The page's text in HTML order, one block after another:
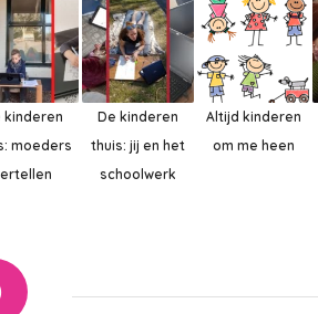
kinderen
moeders
De kinderen
thuis: jij en het
schoolwerk
Altijd kinderen
om me heen